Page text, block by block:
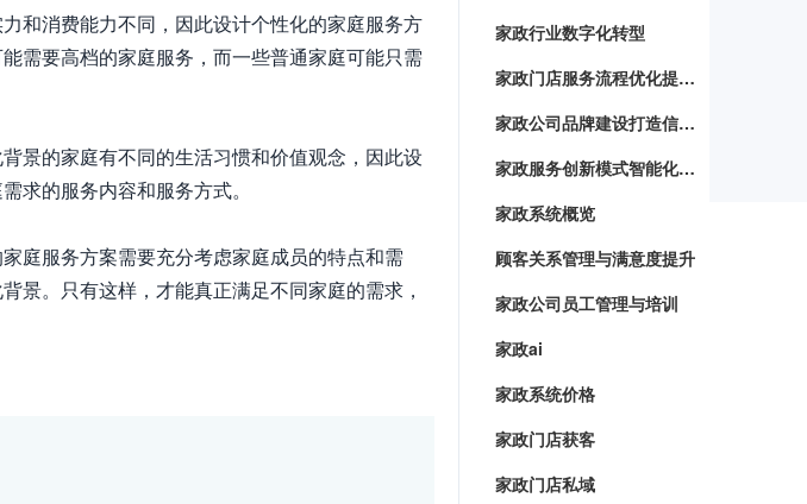
和消费能力不同，因此设计个性化的家庭服务方
需要高档的家庭服务，而一些普通家庭可能只需
景的家庭有不同的生活习惯和价值观念，因此设
求的服务内容和服务方式。
庭服务方案需要充分考虑家庭成员的特点和需
景。只有这样，才能真正满足不同家庭的需求，
家政行业数字化转型
家政门店服务流程优化提升客户满意度与服务效率
家政公司品牌建设打造信赖与专业并重的家政服务品牌
家政服务创新模式智能化系统下的家务管理新趋势
家政系统概览
顾客关系管理与满意度提升
家政公司员工管理与培训
家政ai
家政系统价格
家政门店获客
家政门店私域